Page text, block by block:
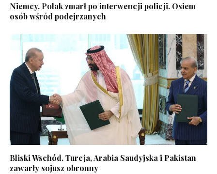
Niemcy. Polak zmarł po interwencji policji. Osiem
osób wśród podejrzanych
Bliski Wschód. Turcja, Arabia Saudyjska i Pakistan
zawarły sojusz obronny